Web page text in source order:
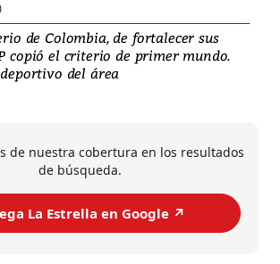
de Colombia, de fortalecer sus
copió el criterio de primer mundo.
del área
de nuestra cobertura en los resultados
de búsqueda.
La Estrella en Google ↗️